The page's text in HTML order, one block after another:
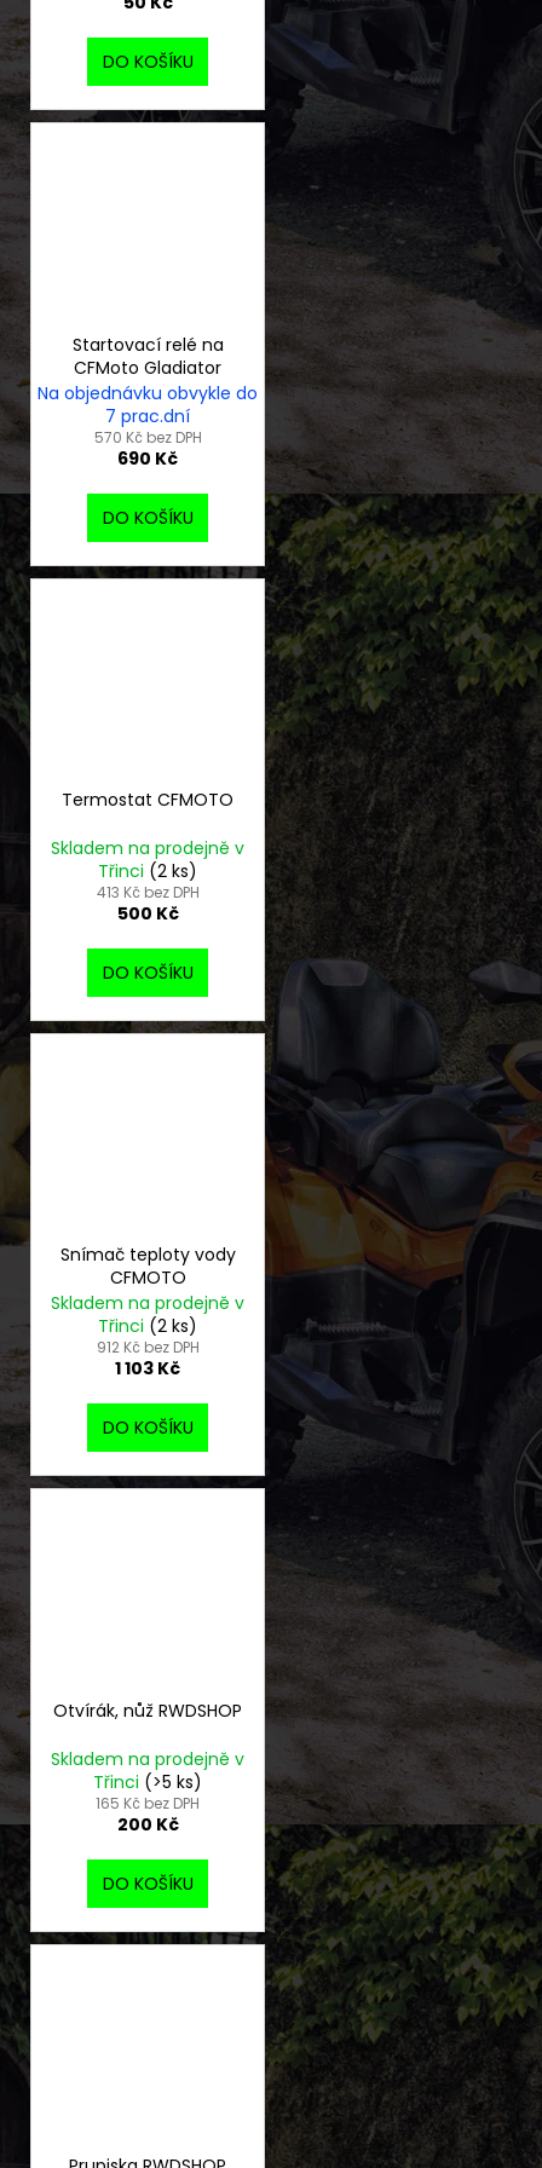
DO KOŠÍKU
Startovací relé na
CFMoto Gladiator
Na objednávku obvykle do
7 prac.dní
570 Kč bez DPH
690 Kč
DO KOŠÍKU
Termostat CFMOTO
Skladem na prodejně v
Třinci (2 ks)
413 Kč bez DPH
500 Kč
DO KOŠÍKU
Snímač teploty vody
CFMOTO
Skladem na prodejně v
Třinci (2 ks)
912 Kč bez DPH
1 103 Kč
DO KOŠÍKU
Otvírák, nůž RWDSHOP
Skladem na prodejně v
Třinci (>5 ks)
165 Kč bez DPH
200 Kč
DO KOŠÍKU